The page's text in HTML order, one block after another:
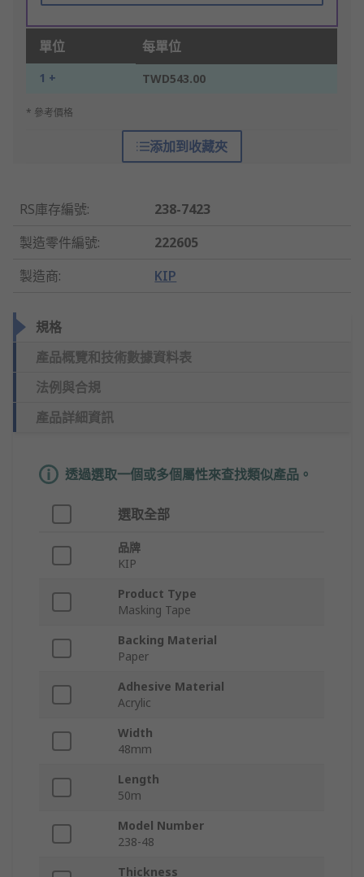
單位 每單位
1 + TWD543.00
* 參考價格
添加到收藏夾
RS庫存編號:
238-7423
製造零件編號:
222605
製造商: KIP
規格
產品概覽和技術數據資料表
法例與合規
產品詳細資訊
透過選取一個或多個屬性來查找類似產品。
選取全部
品牌
KIP
Product Type
Masking Tape
Backing Material
Paper
Adhesive Material
Acrylic
Width
48mm
Length
50m
Model Number
238-48
Thickness